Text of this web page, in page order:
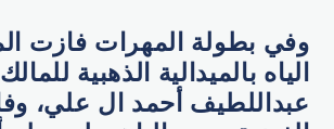
وفي بطولة المهرات فازت
الياه بالميدالية الذهبية
عبداللطيف أحمد ال علي،